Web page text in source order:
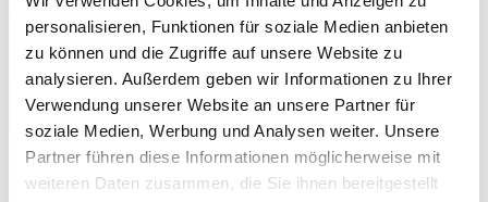
personalisieren, Funktionen für soziale Medien anbieten
zu können und die Zugriffe auf unsere Website zu
analysieren. Außerdem geben wir Informationen zu Ihrer
Verwendung unserer Website an unsere Partner für
soziale Medien, Werbung und Analysen weiter. Unsere
Partner führen diese Informationen möglicherweise mit
weiteren Daten zusammen, die Sie ihnen bereitgestellt
Glasuren mit zartem Schmelz im Crunch - mit den
Geschmacksrichtungen Joghurt-Orange-Mandarine,